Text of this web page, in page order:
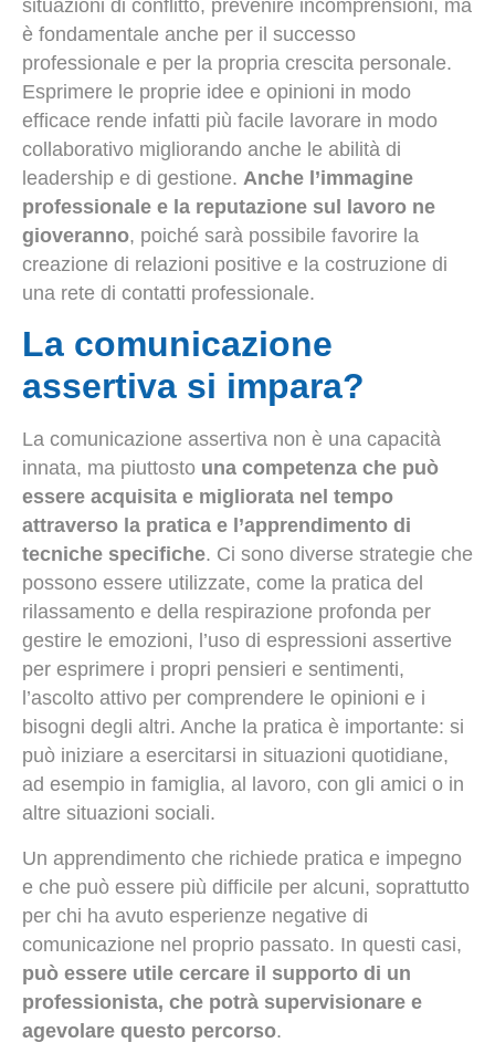
situazioni di conflitto, prevenire incomprensioni, ma
è fondamentale anche per il successo
professionale e per la propria crescita personale.
Esprimere le proprie idee e opinioni in modo
efficace rende infatti più facile lavorare in modo
collaborativo migliorando anche le abilità di
leadership e di gestione. Anche l’immagine
professionale e la reputazione sul lavoro ne
gioveranno, poiché sarà possibile favorire la
creazione di relazioni positive e la costruzione di
una rete di contatti professionale.
La comunicazione
assertiva si impara?
La comunicazione assertiva non è una capacità
innata, ma piuttosto una competenza che può
essere acquisita e migliorata nel tempo
attraverso la pratica e l’apprendimento di
tecniche specifiche. Ci sono diverse strategie che
possono essere utilizzate, come la pratica del
rilassamento e della respirazione profonda per
gestire le emozioni, l’uso di espressioni assertive
per esprimere i propri pensieri e sentimenti,
l’ascolto attivo per comprendere le opinioni e i
bisogni degli altri. Anche la pratica è importante: si
può iniziare a esercitarsi in situazioni quotidiane,
ad esempio in famiglia, al lavoro, con gli amici o in
altre situazioni sociali.
Un apprendimento che richiede pratica e impegno
e che può essere più difficile per alcuni, soprattutto
per chi ha avuto esperienze negative di
comunicazione nel proprio passato. In questi casi,
può essere utile cercare il supporto di un
professionista, che potrà supervisionare e
agevolare questo percorso.